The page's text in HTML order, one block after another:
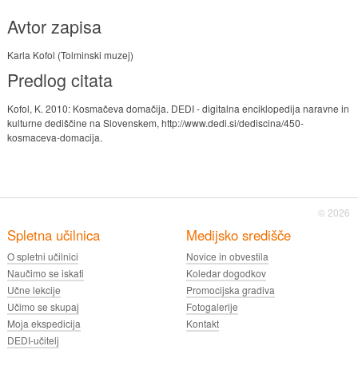
Avtor zapisa
Karla Kofol (Tolminski muzej)
Predlog citata
Kofol, K. 2010: Kosmačeva domačija. DEDI - digitalna enciklopedija naravne in
kulturne dediščine na Slovenskem, http://www.dedi.si/dediscina/450-
kosmaceva-domacija.
© 2026
Spletna učilnica
O spletni učilnici
Naučimo se iskati
Učne lekcije
Učimo se skupaj
Moja ekspedicija
DEDI-učitelj
Medijsko središče
Novice in obvestila
Koledar dogodkov
Promocijska gradiva
Fotogalerije
Kontakt